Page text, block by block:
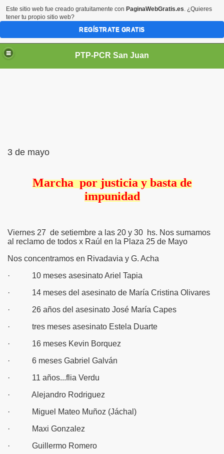
PTP-PCR San Juan
3 de mayo
Marcha por justicia y basta de
impunidad
Viernes 27 de setiembre a las 20 y 30 hs. Nos sumamos
al reclamo de todos x Raúl en la Plaza 25 de Mayo
Nos concentramos en Rivadavia y G. Acha
· 10 meses asesinato Ariel Tapia
· 14 meses del asesinato de María Cristina Olivares
· 26 años del asesinato José María Capes
· tres meses asesinato Estela Duarte
· 16 meses Kevin Borquez
· 6 meses Gabriel Galván
· 11 años...flia Verdu
· Alejandro Rodriguez
· Miguel Mateo Muñoz (Jáchal)
· Maxi Gonzalez
· Guillermo Romero
Este sitio web fue creado gratuitamente con PaginaWebGratis.es. ¿Quieres
tener tu propio sitio web?
REGÍSTRATE GRATIS